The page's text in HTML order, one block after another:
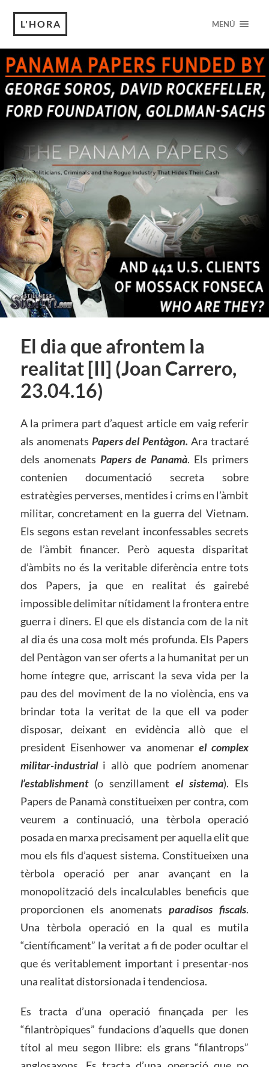
L'HORA MENÚ
El dia que afrontem la
realitat [II] (Joan Carrero,
23.04.16)
A la primera part d’aquest article em vaig referir
als anomenats Papers del Pentàgon. Ara tractaré
dels anomenats Papers de Panamà. Els primers
contenien documentació secreta sobre
estratègies perverses, mentides i crims en l’àmbit
militar, concretament en la guerra del Vietnam.
Els segons estan revelant inconfessables secrets
de l’àmbit financer. Però aquesta disparitat
d’àmbits no és la veritable diferència entre tots
dos Papers, ja que en realitat és gairebé
impossible delimitar nítidament la frontera entre
guerra i diners. El que els distancia com de la nit
al dia és una cosa molt més profunda. Els Papers
del Pentàgon van ser oferts a la humanitat per un
home íntegre que, arriscant la seva vida per la
pau des del moviment de la no violència, ens va
brindar tota la veritat de la que ell va poder
disposar, deixant en evidència allò que el
president Eisenhower va anomenarel complex
militar-industriali allò que podríem anomenar
l’establishment(o senzillamentel sistema). Els
Papers de Panamà constitueixen per contra, com
veurem a continuació, una tèrbola operació
posada en marxa precisament per aquella elit que
mou els fils d’aquest sistema. Constitueixen una
tèrbola operació per anar avançant en la
monopolització dels incalculables beneficis que
proporcionen els anomenatsparadisos fiscals.
Una tèrbola operació en la qual es mutila
“científicament” la veritat a fi de poder ocultar el
que és veritablement important i presentar-nos
una realitat distorsionada i tendenciosa.
Es tracta d’una operació finançada per les
“filantròpiques” fundacions d’aquells que donen
títol al meu segon llibre: els grans “filantrops”